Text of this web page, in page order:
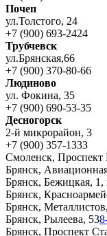
Почеп
ул.Толстого, 24
+7 (900) 693-2424
Трубчевск
ул.Брянская,66
+7 (900) 370-80-66
Людиново
ул. Фокина, 35
+7 (900) 690-53-35
Десногорск
2-й микрорайон, 3
+7 (900) 357-1333
Смоленск, Проспект
Брянск,
Брянск, Бежицкая, 1,
Брянск,
Брянск,
Брянск, Рылеева, 53
Брянск, Проспект